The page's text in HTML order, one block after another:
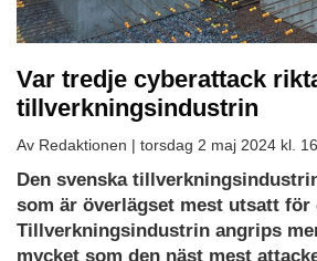
Var tredje cyberattack
tillverkningsindustrin
Av Redaktionen | torsdag 2 maj 2024 kl.
Den svenska
som är överlägset mest utsatt för
Tillverkningsindustrin angrips
mycket som den näst mest